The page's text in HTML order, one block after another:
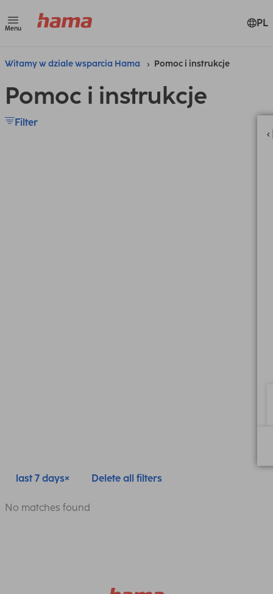
Menu PL
Witamy w dziale wsparcia Hama Pomoc i instrukcje
Pomoc i instrukcje
Filter
last 7 days Delete all filters
No matches found